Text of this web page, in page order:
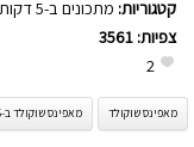
קטגוריות: מתכונים ב-5 דקות
צפיות: 3561
2
מאפינס שוקולד מאפינס שוקולד ב-5 דקות